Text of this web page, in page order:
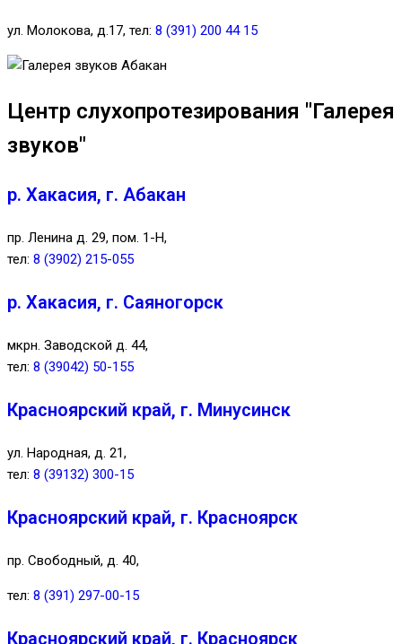
ул. Молокова, д.17, тел: 8 (391) 200 44 15
Центр слухопротезирования "Галерея
звуков"
р. Хакасия, г. Абакан
пр. Ленина д. 29, пом. 1-Н,
тел: 8 (3902) 215-055
р. Хакасия, г. Саяногорск
мкрн. Заводской д. 44,
тел: 8 (39042) 50-155
Красноярский край, г. Минусинск
ул. Народная, д. 21,
тел: 8 (39132) 300-15
Красноярский край, г. Красноярск
пр. Свободный, д. 40,
тел: 8 (391) 297-00-15
Красноярский край, г. Красноярск